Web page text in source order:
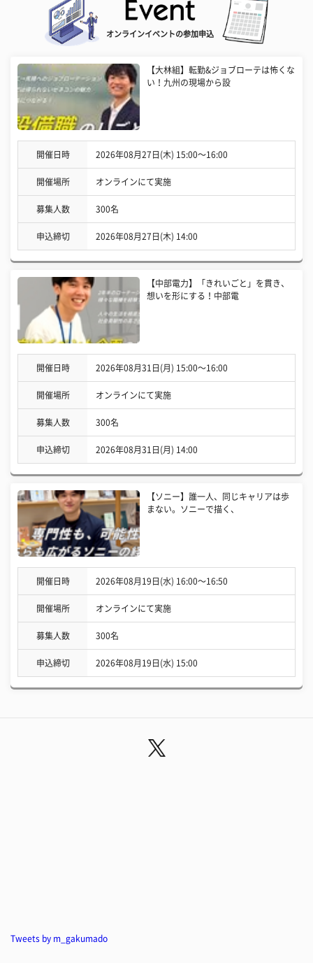
オンラインイベントの参加申込
【大林組】転勤&ジョブローテは怖くな
い！九州の現場から設
開催日時 2026年08月27日(木) 15:00〜16:00
開催場所 オンラインにて実施
募集人数 300名
申込締切 2026年08月27日(木) 14:00
【中部電力】「きれいごと」を貫き、
想いを形にする！中部電
開催日時 2026年08月31日(月) 15:00〜16:00
開催場所 オンラインにて実施
募集人数 300名
申込締切 2026年08月31日(月) 14:00
【ソニー】誰一人、同じキャリアは歩
まない。ソニーで描く、
開催日時 2026年08月19日(水) 16:00〜16:50
開催場所 オンラインにて実施
募集人数 300名
申込締切 2026年08月19日(水) 15:00
Tweets by m_gakumado